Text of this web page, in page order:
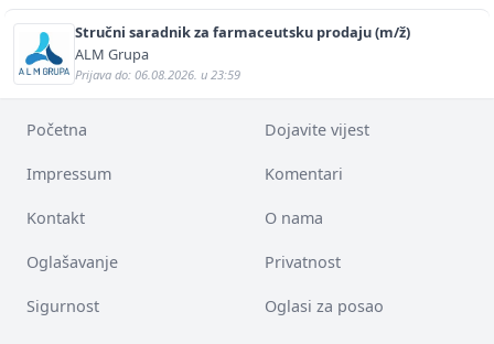
Stručni saradnik za farmaceutsku prodaju (m/ž)
ALM Grupa
Prijava do: 06.08.2026. u 23:59
Početna Dojavite vijest
Impressum Komentari
Kontakt O nama
Oglašavanje Privatnost
Sigurnost Oglasi za posao